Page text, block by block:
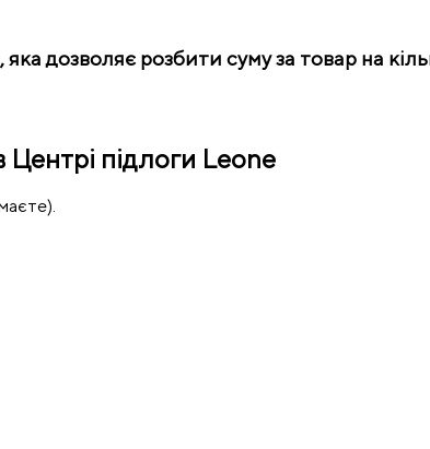
дозволяє розбити суму за товар на
підлоги Leone